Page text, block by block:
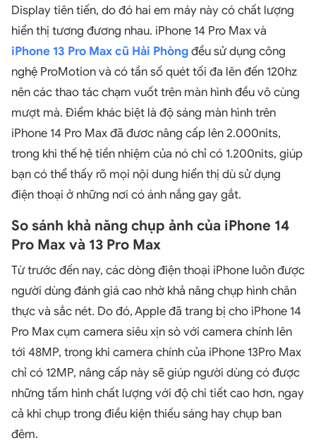
Display tiên tiến, do đó hai em máy này có chất lượng
hiển thị tương đương nhau. iPhone 14 Pro Max và
iPhone 13 Pro Max cũ Hải Phòngđều sử dụng công
nghệ ProMotion và có tần số quét tối đa lên đến 120hz
nên các thao tác chạm vuốt trên màn hình đều vô cùng
mượt mà. Điểm khác biệt là độ sáng màn hình trên
iPhone 14 Pro Max đã đươc nâng cấp lên 2.000nits,
trong khi thế hệ tiền nhiệm của nó chỉ có 1.200nits, giúp
bạn có thể thấy rõ mọi nội dung hiển thị dù sử dụng
điện thoại ở những nơi có ánh nắng gay gắt.
So sánh khả năng chụp ảnh của iPhone 14
Pro Max và 13 Pro Max
Từ trước đến nay, các dòng điện thoại iPhone luôn được
người dùng đánh giá cao nhờ khả năng chụp hình chân
thực và sắc nét. Do đó, Apple đã trang bị cho iPhone 14
Pro Max cụm camera siêu xịn sò với camera chính lên
tới 48MP, trong khi camera chính của iPhone 13Pro Max
chỉ có 12MP, nâng cấp này sẽ giúp người dùng có được
những tấm hình chất lượng với độ chi tiết cao hơn, ngay
cả khi chụp trong điều kiện thiếu sáng hay chụp ban
đêm.